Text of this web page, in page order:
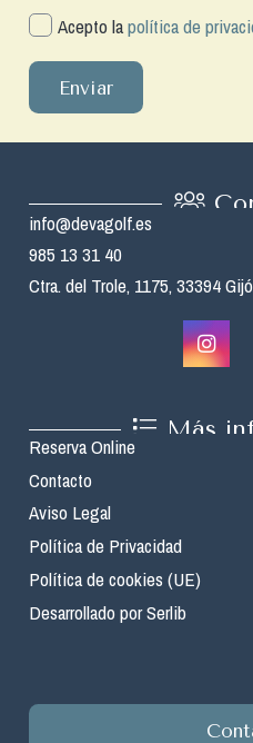
Acepto lapolítica de
Enviar
info@devagolf.es
985 13 31 40
Ctra. del Trole, 1175, 33394
Más
Reserva Online
Contacto
Aviso Legal
Política de Privacidad
Política de cookies (UE)
Desarrollado por Serlib